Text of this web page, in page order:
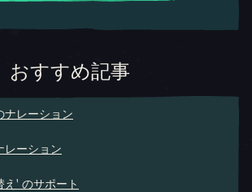
おすすめ記事
ナレーション
レーション
え' のサポート